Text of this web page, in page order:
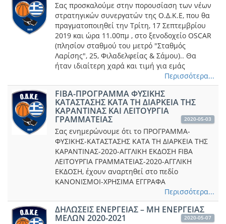
Σας προσκαλούμε στην πορουσίαση των νέων
στρατηγικών συνεργατών της Ο.Δ.Κ.Ε, που θα
πραγματοποιηθεί την Τρίτη, 17 Σεπτεμβρίου
2019 και ώρα 11.00πμ , στο ξενοδοχείο OSCAR
(πλησίον σταθμού του μετρό "Σταθμός
Λαρίσης", 25, Φιλαδελφείας & Σάμου).. Θα
ήταν ιδιαίτερη χαρά και τιμή για εμάς
Περισσότερα...
FIBA-ΠΡΟΓΡΑΜΜΑ ΦΥΣΙΚΗΣ
ΚΑΤΑΣΤΑΣΗΣ ΚΑΤΑ ΤΗ ΔΙΑΡΚΕΙΑ ΤΗΣ
ΚΑΡΑΝΤΙΝΑΣ ΚΑΙ ΛΕΙΤΟΥΡΓΙΑ
ΓΡΑΜΜΑΤΕΙΑΣ 2020-05-03
Σας ενημερώνουμε ότι το ΠΡΟΓΡΑΜΜΑ-
ΦΥΣΙΚΗΣ-ΚΑΤΑΣΤΑΣΗΣ ΚΑΤΑ ΤΗ ΔΙΑΡΚΕΙΑ ΤΗΣ
ΚΑΡΑΝΤΙΝΑΣ-2020-ΑΓΓΛΙΚΗ ΕΚΔΟΣΗ FIBA
ΛΕΙΤΟΥΡΓΙΑ ΓΡΑΜΜΑΤΕΙΑΣ-2020-ΑΓΓΛΙΚΗ
ΕΚΔΟΣΗ, έχουν αναρτηθεί στο πεδίο
ΚΑΝΟΝΙΣΜΟΙ-ΧΡΗΣΙΜΑ ΕΓΓΡΑΦΑ
Περισσότερα...
ΔΗΛΩΣΕΙΣ ΕΝΕΡΓΕΙΑΣ – ΜΗ ΕΝΕΡΓΕΙΑΣ
ΜΕΛΩΝ 2020-2021 2020-05-07